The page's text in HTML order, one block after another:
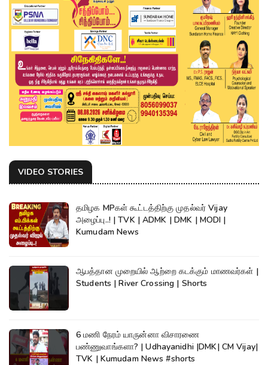
VIDEO STORIES
தமிழக MPகள் கூட்டத்திற்கு முதல்வர் Vijay
அழைப்பு..! | TVK | ADMK | DMK | MODI |
Kumudam News
ஆபத்தான முறையில் ஆற்றை கடக்கும் மாணவர்கள் |
Students | River Crossing | Shorts
6 மணி நேரம் யாருன்னா விசாரணை
பண்ணுவாங்களா? | Udhayanidhi |DMK| CM Vijay|
TVK | Kumudam News #shorts